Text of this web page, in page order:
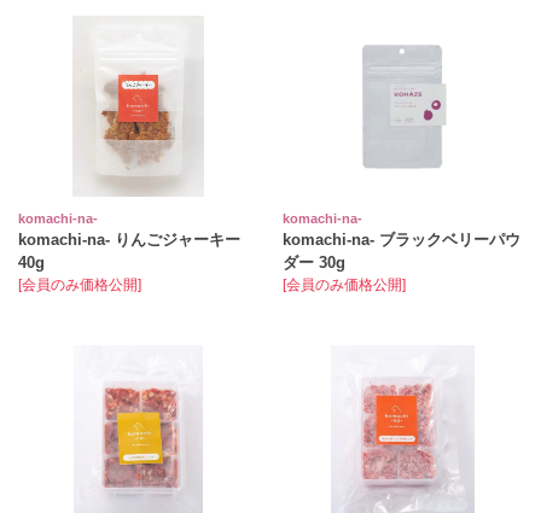
komachi‐na‐
komachi-na- りんごジャーキー
40g
[会員のみ価格公開]
komachi‐na‐
komachi‐na‐ ブラックベリーパウ
ダー 30g
[会員のみ価格公開]